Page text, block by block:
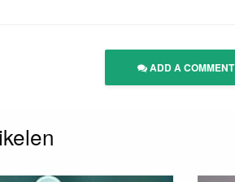
ADD A COMMENT